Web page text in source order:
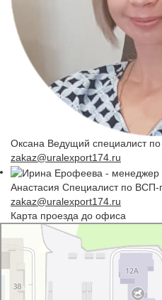
Оксана Ведущий специалист
zakaz@uralexport174.ru
Анастасия Специалист по ВСП-
zakaz@uralexport174.ru
Карта проезда до офиса
УралЭкспорт
Железнодорожная техника и